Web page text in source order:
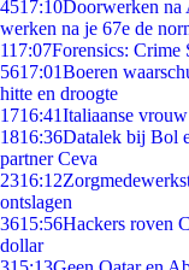
4517:10Doorwerken na
werken na je 67e de
117:07Forensics: Crime
5617:01Boeren
hitte en droogte
1716:41Italiaanse
1816:36Datalek bij Bol
partner Ceva
2316:12
ontslagen
3615:56Hackers roven
dollar